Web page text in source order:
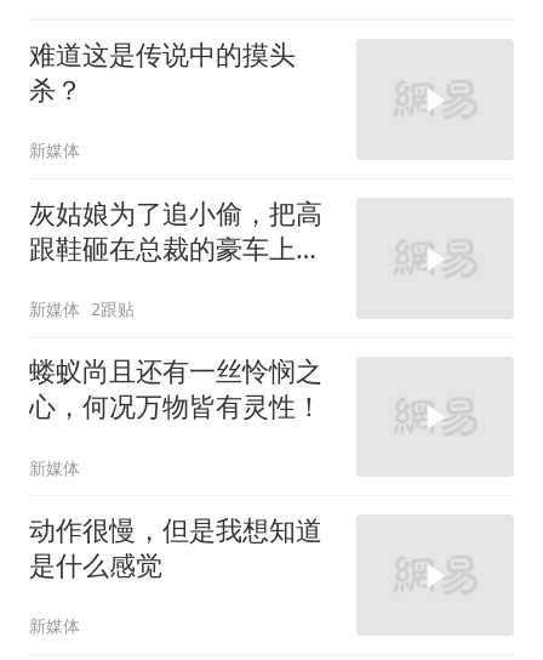
难道这是传说中的摸头
杀？
新媒体
灰姑娘为了追小偷，把高
跟鞋砸在总裁的豪车上，
新媒体 2跟贴
蝼蚁尚且还有一丝怜悯之
心，何况万物皆有灵性！
新媒体
动作很慢，但是我想知道
是什么感觉
新媒体